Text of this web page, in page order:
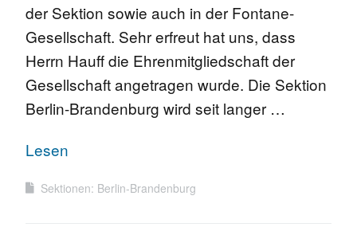
der Sektion sowie auch in der Fontane-
Gesellschaft. Sehr erfreut hat uns, dass
Herrn Hauff die Ehrenmitgliedschaft der
Gesellschaft angetragen wurde. Die Sektion
Berlin-Brandenburg wird seit langer …
Lesen
Sektionen: Berlin-Brandenburg